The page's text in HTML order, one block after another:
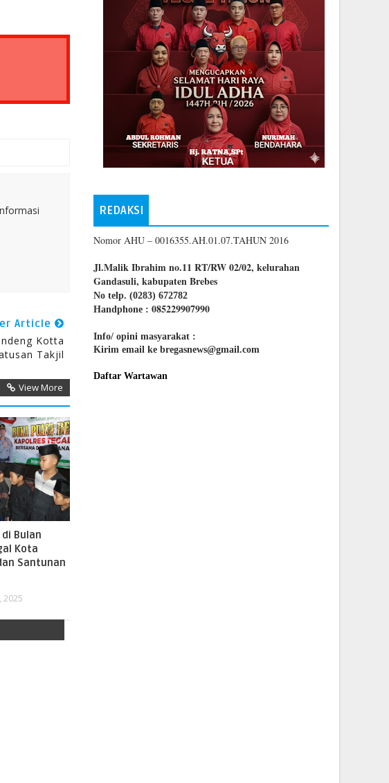
Article
Kotta
Takjil
View More
Bulan
Kota
Santunan
2025
REDAKSI
Nomor AHU – 0016355.AH.01.07.TAHUN 2016
Jl.Malik Ibrahim no.11 RT/RW 02/02, kelurahan
Gandasuli, kabupaten Brebes
No telp. (0283) 672782
Handphone : 085229907990
Info/ opini masyarakat :
Kirim email ke bregasnews@gmail.com
Daftar Wartawan